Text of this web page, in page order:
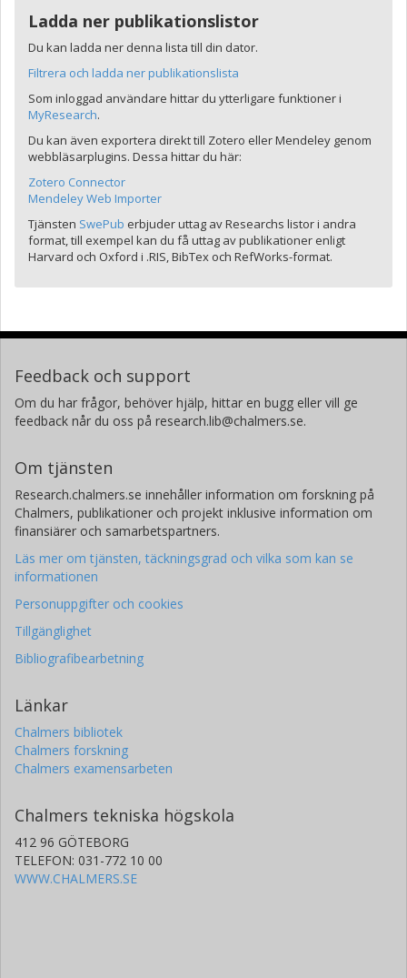
Ladda ner publikationslistor
Du kan ladda ner denna lista till din dator.
Filtrera och ladda ner publikationslista
Som inloggad användare hittar du ytterligare funktioner i
MyResearch.
Du kan även exportera direkt till Zotero eller Mendeley genom
webbläsarplugins. Dessa hittar du här:
Zotero Connector
Mendeley Web Importer
Tjänsten SwePub erbjuder uttag av Researchs listor i andra
format, till exempel kan du få uttag av publikationer enligt
Harvard och Oxford i .RIS, BibTex och RefWorks-format.
Feedback och support
Om du har frågor, behöver hjälp, hittar en bugg eller vill ge
feedback når du oss på research.lib@chalmers.se.
Om tjänsten
Research.chalmers.se innehåller information om forskning på
Chalmers, publikationer och projekt inklusive information om
finansiärer och samarbetspartners.
Läs mer om tjänsten, täckningsgrad och vilka som kan se
informationen
Personuppgifter och cookies
Tillgänglighet
Bibliografibearbetning
Länkar
Chalmers bibliotek
Chalmers forskning
Chalmers examensarbeten
Chalmers tekniska högskola
412 96 GÖTEBORG
TELEFON: 031-772 10 00
WWW.CHALMERS.SE